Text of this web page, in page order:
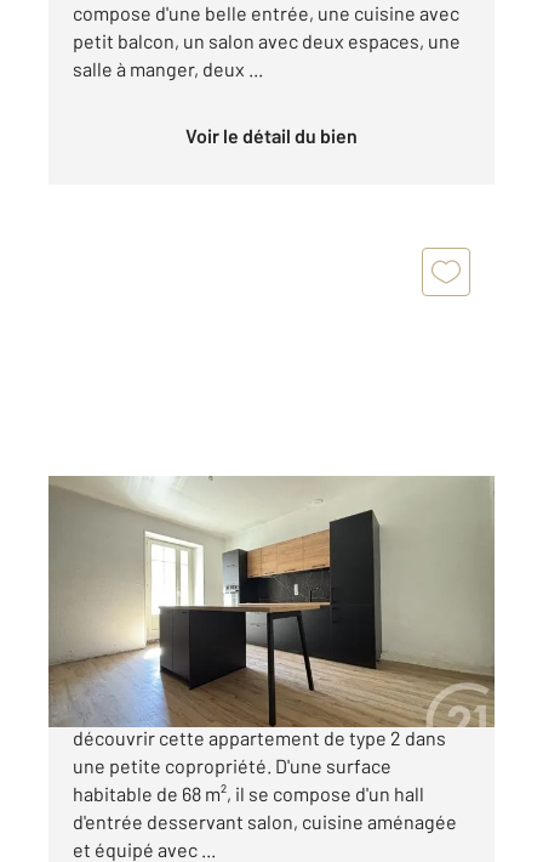
compose d'une belle entrée, une cuisine avec
petit balcon, un salon avec deux espaces, une
salle à manger, deux ...
Voir le détail du bien
ALES 30
, 2 pièces
Ref : 15128
Appartement F2 à vendre
107 000 €
Alès - Situé en plein cœur de ville, venez
découvrir cette appartement de type 2 dans
une petite copropriété. D'une surface
habitable de 68 m², il se compose d'un hall
d'entrée desservant salon, cuisine aménagée
et équipé avec ...